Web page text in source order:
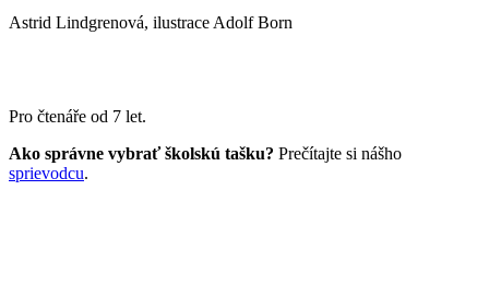
Astrid Lindgrenová, ilustrace Adolf Born
Pro čtenáře od 7 let.
Ako správne vybrať školskú tašku? Prečítajte si nášho
sprievodcu.